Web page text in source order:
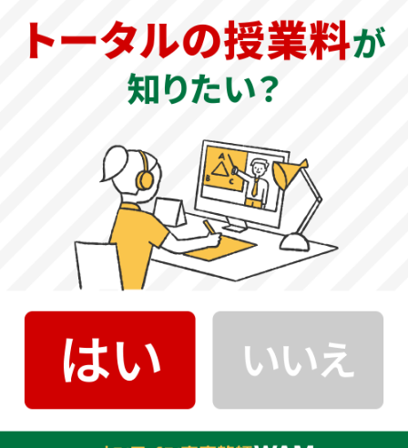
力を得て、何度も模擬面接で実践的な練習に取り組みまし
ょう。
宇都宮大学地域デザイン科学部基本情報
公式サイト
宇都宮大学地域デザイン科学部：http://rd.utsunomiya-
基本情報